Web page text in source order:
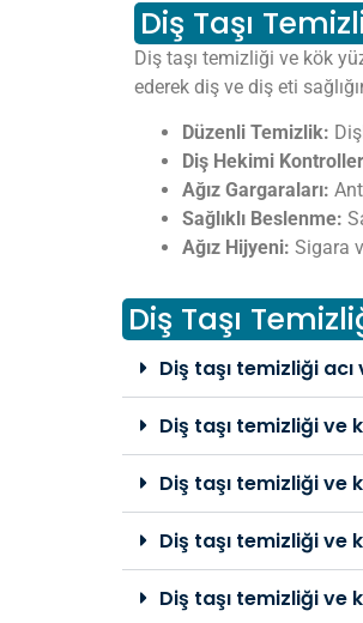
Diş Taşı
Diş taşı temizliği ve kök
ederek diş ve diş eti
Düzenli Temizlik:
Diş Hekimi
Ağız Gargaraları:
Sağlıklı Beslenme:
Ağız Hijyeni: Sigara
Diş Taşı
Diş taşı temizliği
Diş taşı temizliği ve
Diş taşı temizliği ve
Diş taşı temizliği
Diş taşı temizliği ve